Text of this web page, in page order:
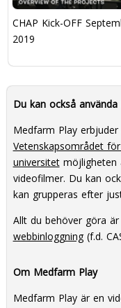
CHAP Kick-OFF
2019
Du kan också
Medfarm Play
Vetenskapsområdet
universitetmöjligheten
videofilmer. Du kan
kan grupperas efter
Allt du behöver göra
webbinloggning(f.d.
Om Medfarm Play
Medfarm Play är en